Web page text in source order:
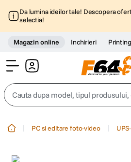
Da lumina ideilor tale! Descopera
selectia!
Magazin online Inchirieri Printing
Cauta dupa model, tipul produsului,
PC si editare foto-video